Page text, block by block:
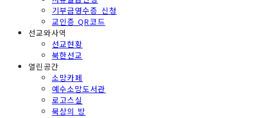
기부금영수증 신청
교인증 QR코드
선교와사역
선교현황
북한선교
열린공간
소망카페
예수소망도서관
로고스실
묵상의 방